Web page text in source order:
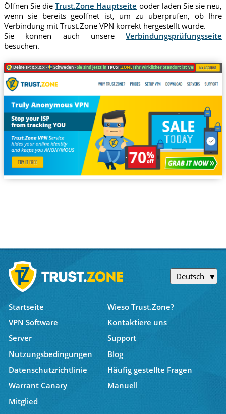
Öffnen Sie dieTrust.Zone Hauptseite ooder laden Sie sie neu,
wenn sie bereits geöffnet ist, um zu überprüfen, ob Ihre
Verbindung mit Trust.Zone VPN korrekt hergestellt wurde.
Sie können auch unsereVerbindungsprüfungsseite
besuchen.
Deine IP: x.x.x.x · Schweden ·Sie sind jetzt inTRUST.ZONE! Ihr wirklicher Standort ist versteckt!
Deutsch
Startseite
Wieso Trust.Zone?
VPN Software
Kontaktiere uns
Server
Support
Nutzungsbedingungen
Blog
Datenschutzrichtlinie
Häufig gestellte Fragen
Warrant Canary
Manuell
Mitglied